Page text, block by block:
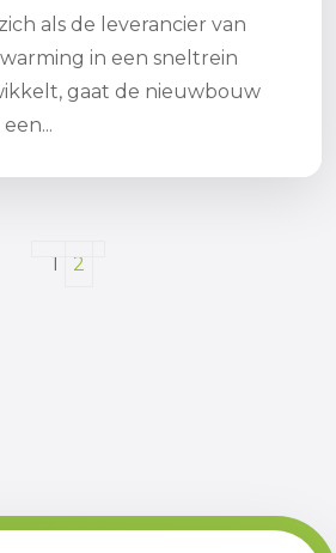
als de leverancier van
in een sneltrein
gaat de nieuwbouw
1
2